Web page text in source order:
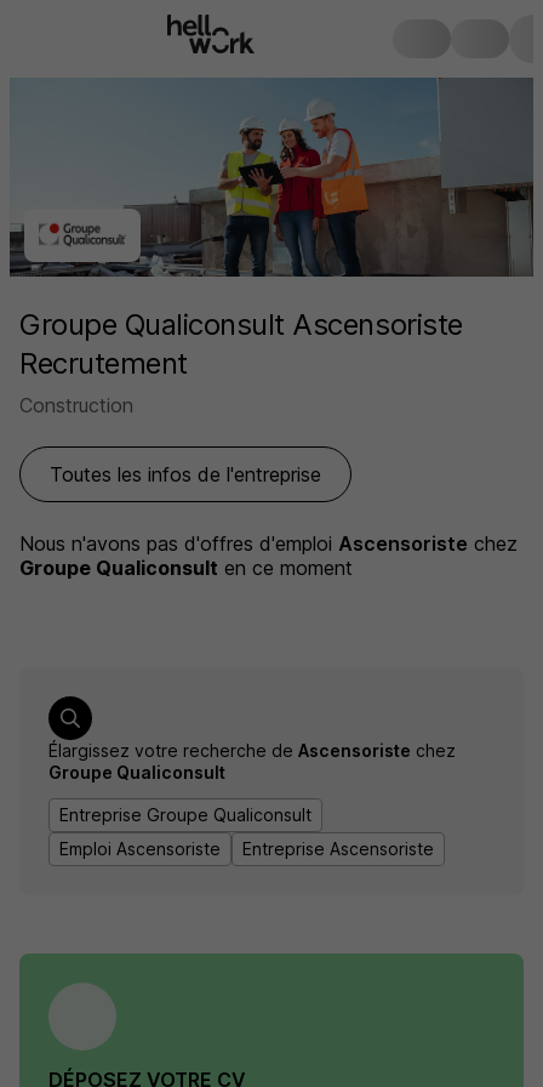
Groupe Qualiconsult Ascensoriste
Recrutement
Construction
Toutes les infos de l'entreprise
Nous n'avons pas d'offres d'emploi Ascensoriste chez
Groupe Qualiconsult en ce moment
Élargissez votre recherche de Ascensoriste chez
Groupe Qualiconsult
Entreprise Groupe Qualiconsult
Emploi Ascensoriste
Entreprise Ascensoriste
DÉPOSEZ VOTRE CV